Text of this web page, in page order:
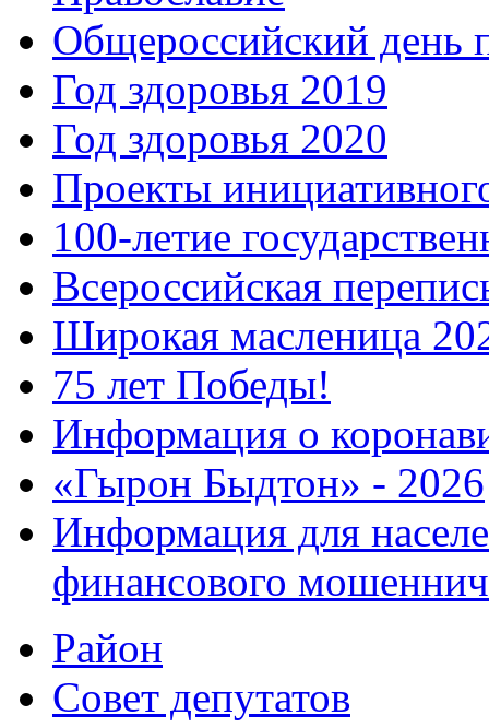
Общероссийский день
Год здоровья 2019
Год здоровья 2020
Проекты
100-летие
Всероссийская
Широкая масленица
75 лет Победы!
Информация о
«Гырон Быдтон» - 2026
Информация для
финансового
Район
Совет депутатов